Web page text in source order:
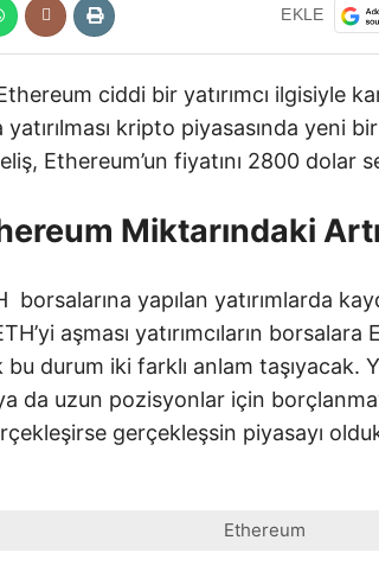
EKLE
ciddi bir yatırımcı ilgisiyle
yatırılması kripto piyasasında yeni
Ethereum’un fiyatını 2800 dolar
Miktarındaki
borsalarına yapılan yatırımlarda
aşması yatırımcıların
durum iki farklı anlam taşıyacak.
da uzun pozisyonlar için
gerçekleşsin piyasayı
Ethereum